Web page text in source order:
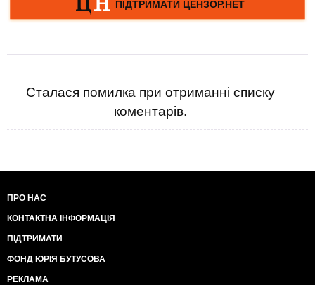
Сталася помилка при отриманні списку
коментарів.
ПРО НАС
КОНТАКТНА ІНФОРМАЦІЯ
ПІДТРИМАТИ
ФОНД ЮРІЯ БУТУСОВА
РЕКЛАМА